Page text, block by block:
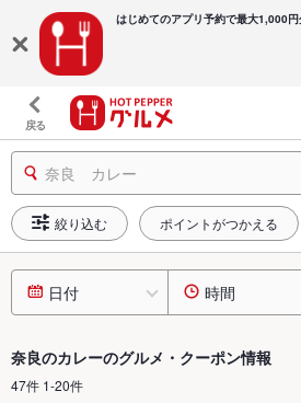
はじめてのアプリ予約で最大1,000円
戻る
奈良 カレー
絞り込む ポイントがつかえる
日付 時間
奈良のカレーのグルメ・クーポン情報
47件 1-20件